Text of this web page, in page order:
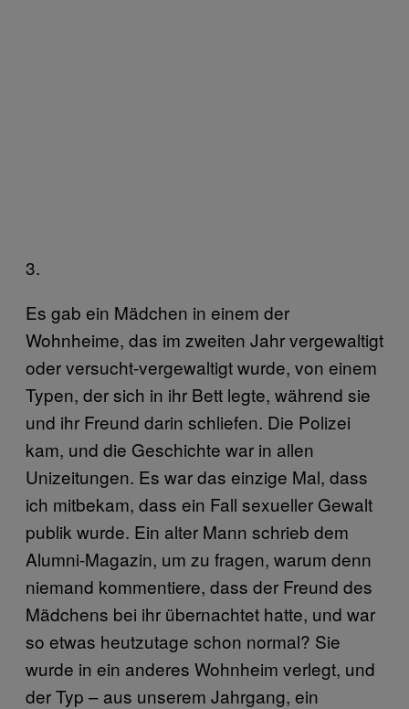
3.
Es gab ein Mädchen in einem der
Wohnheime, das im zweiten Jahr vergewaltigt
oder versucht-vergewaltigt wurde, von einem
Typen, der sich in ihr Bett legte, während sie
und ihr Freund darin schliefen. Die Polizei
kam, und die Geschichte war in allen
Unizeitungen. Es war das einzige Mal, dass
ich mitbekam, dass ein Fall sexueller Gewalt
publik wurde. Ein alter Mann schrieb dem
Alumni-Magazin, um zu fragen, warum denn
niemand kommentiere, dass der Freund des
Mädchens bei ihr übernachtet hatte, und war
so etwas heutzutage schon normal? Sie
wurde in ein anderes Wohnheim verlegt, und
der Typ – aus unserem Jahrgang, ein